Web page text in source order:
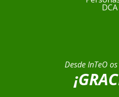
DCA
Desde InTeO